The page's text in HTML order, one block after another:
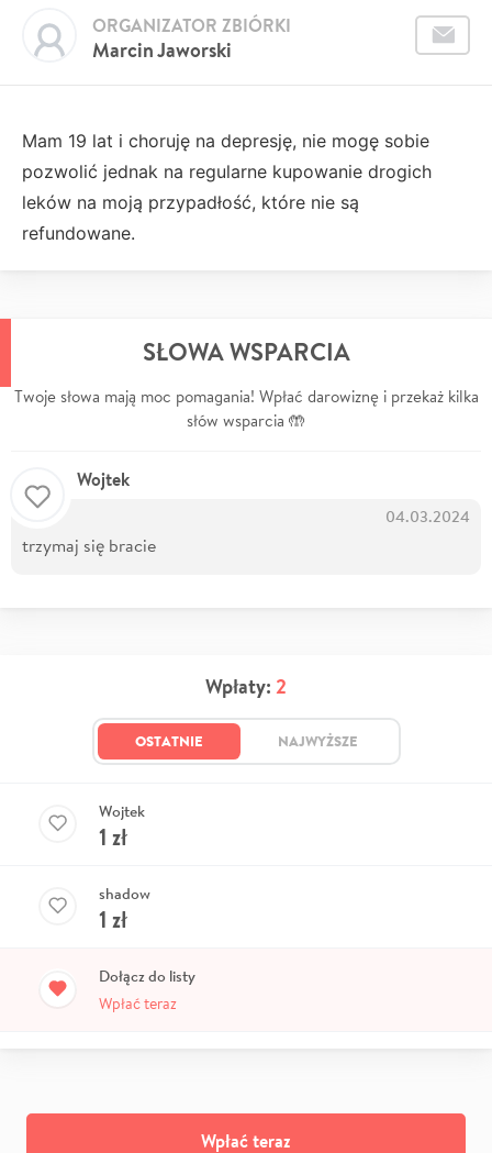
Marcin Jaworski
ORGANIZATOR ZBIÓRKI
Mam 19 lat i choruję na depresję, nie mogę sobie
pozwolić jednak na regularne kupowanie drogich
leków na moją przypadłość, które nie są
refundowane.
SŁOWA WSPARCIA
Twoje słowa mają moc pomagania! Wpłać darowiznę i przekaż kilka
słów wsparcia 🤲
Wojtek
04.03.2024
trzymaj się bracie
Wpłaty: 2
OSTATNIE NAJWYŻSZE
Wojtek
1 zł
shadow
1 zł
Dołącz do listy
Wpłać teraz
Wpłać teraz